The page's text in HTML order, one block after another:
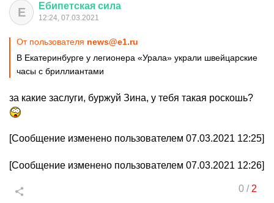
Е Ебипетская сила
12:24, 07.03.2021
От пользователя news@e1.ru
В Екатеринбурге у легионера «Урала» украли швейцарские
часы с бриллиантами
за какие заслуги, буржуй Зина, у тебя такая роскошь?
[Сообщение изменено пользователем 07.03.2021 12:25]
[Сообщение изменено пользователем 07.03.2021 12:26]
0/ 2